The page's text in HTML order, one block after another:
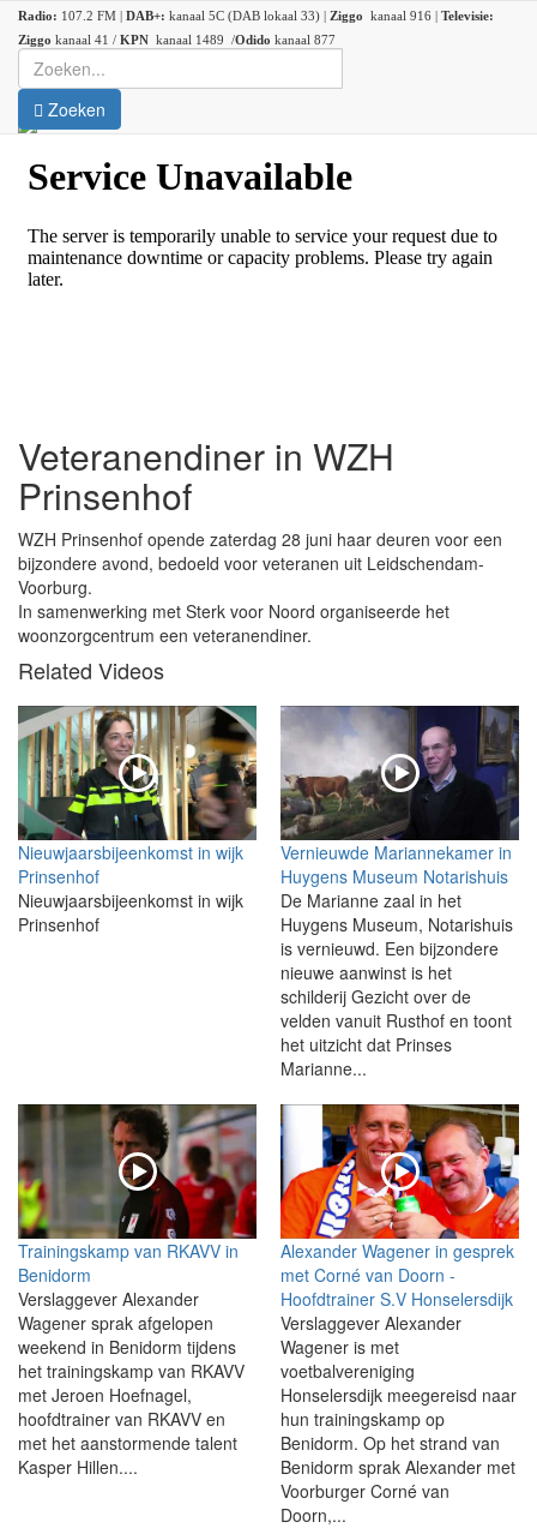
Radio: 107.2 FM | DAB+: kanaal 5C (DAB lokaal 33) | Ziggo kanaal 916 | Televisie:
Ziggo kanaal 41 / KPN kanaal 1489 /Odido kanaal 877
Zoeken
Veteranendiner in WZH
Prinsenhof
WZH Prinsenhof opende zaterdag 28 juni haar deuren voor een
bijzondere avond, bedoeld voor veteranen uit Leidschendam-
Voorburg.
In samenwerking met Sterk voor Noord organiseerde het
woonzorgcentrum een veteranendiner.
Related Videos
Nieuwjaarsbijeenkomst in wijk
Prinsenhof
Nieuwjaarsbijeenkomst in wijk
Prinsenhof
Vernieuwde Mariannekamer in
Huygens Museum Notarishuis
De Marianne zaal in het
Huygens Museum, Notarishuis
is vernieuwd. Een bijzondere
nieuwe aanwinst is het
schilderij Gezicht over de
velden vanuit Rusthof en toont
het uitzicht dat Prinses
Marianne...
Trainingskamp van RKAVV in
Benidorm
Verslaggever Alexander
Wagener sprak afgelopen
weekend in Benidorm tijdens
het trainingskamp van RKAVV
met Jeroen Hoefnagel,
hoofdtrainer van RKAVV en
met het aanstormende talent
Kasper Hillen....
Alexander Wagener in gesprek
met Corné van Doorn -
Hoofdtrainer S.V Honselersdijk
Verslaggever Alexander
Wagener is met
voetbalvereniging
Honselersdijk meegereisd naar
hun trainingskamp op
Benidorm. Op het strand van
Benidorm sprak Alexander met
Voorburger Corné van
Doorn,...